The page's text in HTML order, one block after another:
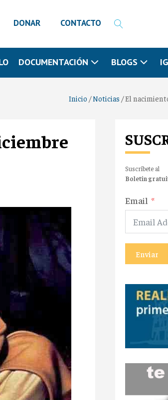
DONAR CONTACTO
DOCUMENTACIÓN BLOGS
Inicio /Noticias /El
Suscríbete al
Boletín
Email
Enviar